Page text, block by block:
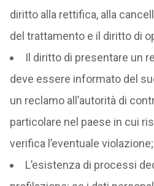
diritto alla rettifica, alla
del trattamento e il diritto di
Il diritto di presentare un
deve essere informato del
un reclamo all’autorità di
particolare nel paese in cui
verifica l’eventuale violazione;
L’esistenza di processi